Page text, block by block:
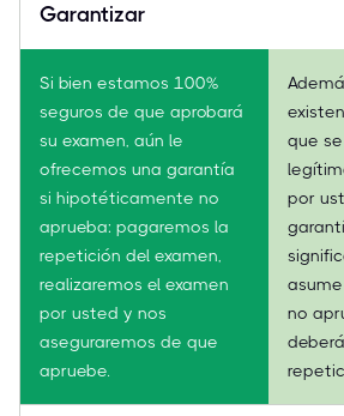
Garantizar
Si bien estamos 100%
seguros de que aprobará
su examen, aún le
ofrecemos una garantía
si hipotéticamente no
aprueba: pagaremos la
repetición del examen,
realizaremos el examen
por usted y nos
aseguraremos de que
apruebe.
que
por
no